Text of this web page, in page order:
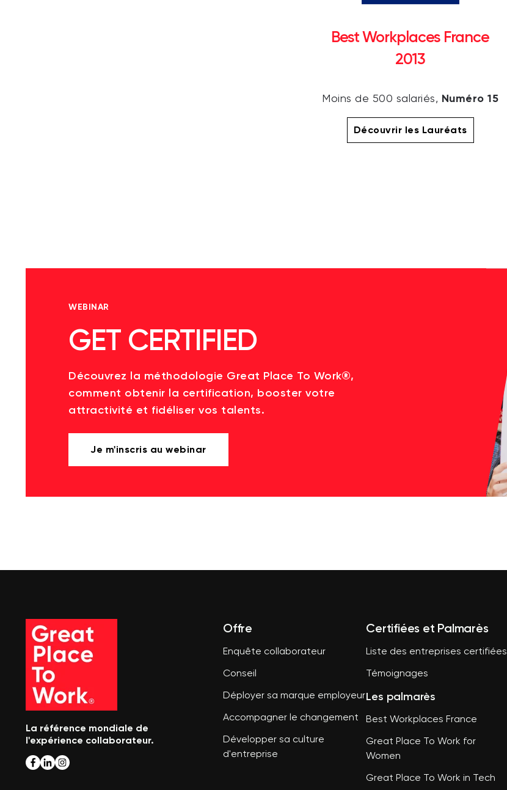
Best Workplaces France
2013
Moins de 500 salariés, Numéro 15
Découvrir les Lauréats
WEBINAR
GET CERTIFIED
Découvrez la méthodologie Great Place To Work®,
comment obtenir la certification, booster votre
attractivité et fidéliser vos talents.
Je m'inscris au webinar
La référence mondiale de
l'expérience collaborateur.
Offre
Enquête collaborateur
Conseil
Déployer sa marque employeur
Accompagner le changement
Développer sa culture
d'entreprise
Certifiées et Palmarès
Liste des entreprises certifiées
Témoignages
Les palmarès
Best Workplaces France
Great Place To Work for
Women
Great Place To Work in Tech